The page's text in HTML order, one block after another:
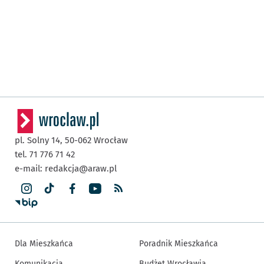
pl. Solny 14, 50-062 Wrocław
tel. 71 776 71 42
e-mail: redakcja@araw.pl
Dla Mieszkańca
Poradnik Mieszkańca